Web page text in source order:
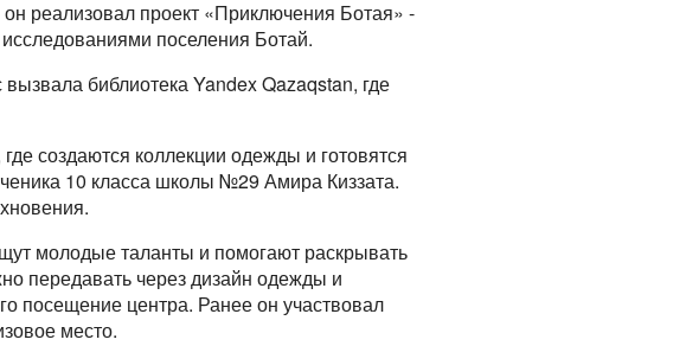
реализовал проект «Приключения Ботая» -
поселения Ботай.
библиотека Yandex Qazaqstan, где
создаются коллекции одежды и готовятся
10 класса школы №29 Амира Киззата.
молодые таланты и помогают раскрывать
передавать через дизайн одежды и
посещение центра. Ранее он участвовал
место.